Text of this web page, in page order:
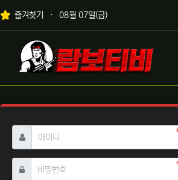
상단 네비
즐겨찾기 08월 07일(금)
메인 메뉴
로고
아이디 필수
비밀번호필수